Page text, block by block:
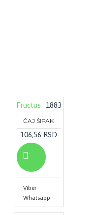
Fructus 1883
ČAJ ŠIPAK
106,56 RSD
Viber
Whatsapp